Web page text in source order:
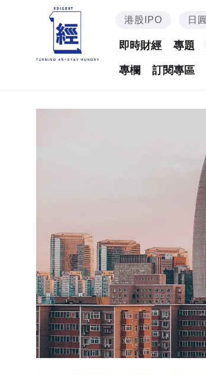
港股IPO 日圓
即時財經 專題
專欄 訂閱專區